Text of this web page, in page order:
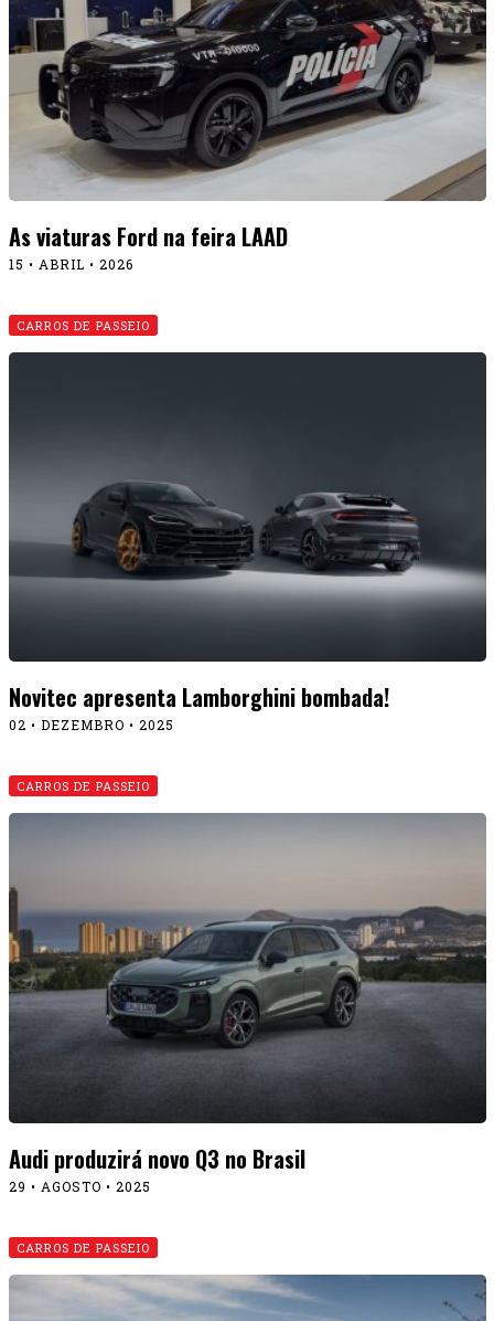
As viaturas Ford na feira LAAD
15 • ABRIL • 2026
CARROS DE PASSEIO
Novitec apresenta Lamborghini bombada!
02 • DEZEMBRO • 2025
CARROS DE PASSEIO
Audi produzirá novo Q3 no Brasil
29 • AGOSTO • 2025
CARROS DE PASSEIO